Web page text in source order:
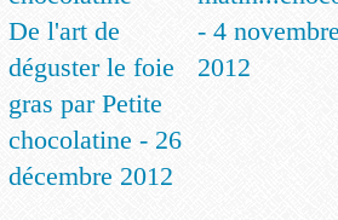
De l'art de
déguster le foie
gras par Petite
chocolatine - 26
décembre 2012
- 4
2012